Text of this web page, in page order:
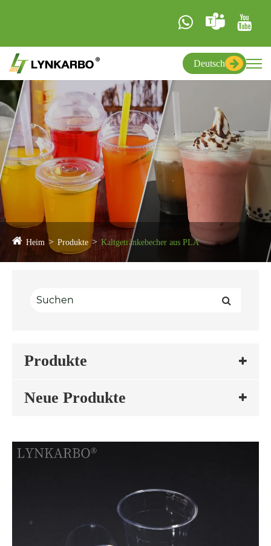
Deutsch
Heim Produkte Kaltgetränkebecher aus PLA
Produkte
Neue Produkte